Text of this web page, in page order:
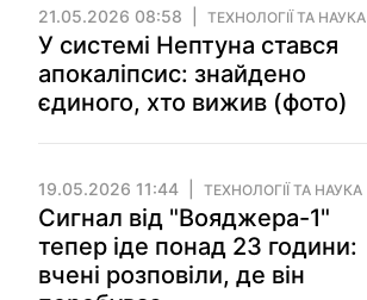
21.05.2026 08:58 ТЕХНОЛОГІЇ ТА НАУКА
У системі Нептуна стався
апокаліпсис: знайдено
єдиного, хто вижив (фото)
19.05.2026 11:44 ТЕХНОЛОГІЇ ТА НАУКА
Сигнал від "Вояджера-1"
тепер іде понад 23 години:
вчені розповіли, де він